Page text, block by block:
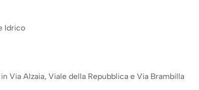
Idrico
Via Alzaia, Viale della Repubblica e Via Brambilla